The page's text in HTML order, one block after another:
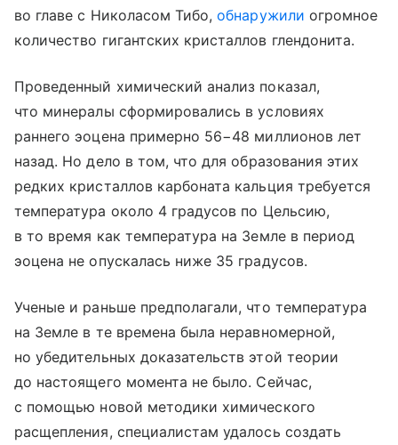
во главе с Николасом Тибо,обнаружили огромное
количество гигантских кристаллов глендонита.
Проведенный химический анализ показал,
что минералы сформировались в условиях
раннего эоцена примерно 56−48 миллионов лет
назад. Но дело в том, что для образования этих
редких кристаллов карбоната кальция требуется
температура около 4 градусов по Цельсию,
в то время как температура на Земле в период
эоцена не опускалась ниже 35 градусов.
Ученые и раньше предполагали, что температура
на Земле в те времена была неравномерной,
но убедительных доказательств этой теории
до настоящего момента не было. Сейчас,
с помощью новой методики химического
расщепления, специалистам удалось создать